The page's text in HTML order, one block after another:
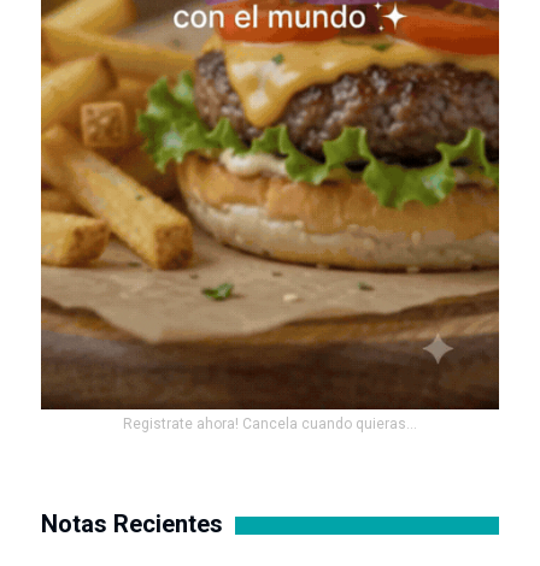
Registrate ahora! Cancela cuando quieras...
Notas Recientes